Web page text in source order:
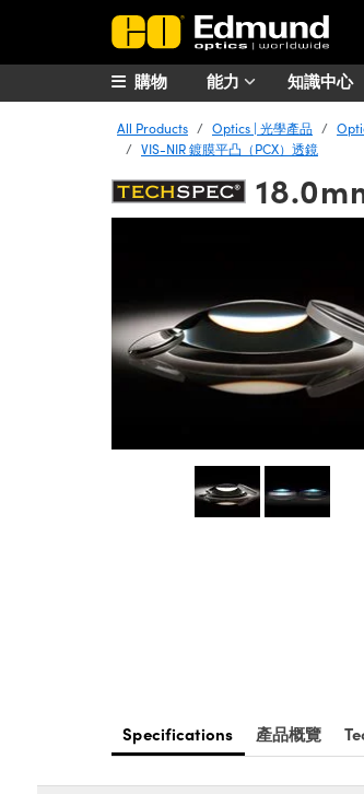
能力 知識中心
購物
All Products Optics | 光學產品
VIS-NIR 鍍膜平凸（PCX）透鏡
Specifications 產品概覽